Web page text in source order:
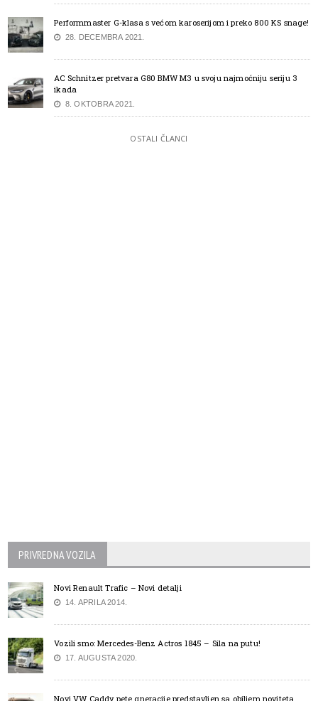
Performmaster G-klasa s većom karoserijom i preko 800 KS snage!
28. DECEMBRA 2021.
AC Schnitzer pretvara G80 BMW M3 u svoju najmoćniju seriju 3
ikada
8. OKTOBRA 2021.
OSTALI ČLANCI
PRIVREDNA VOZILA
Novi Renault Trafic – Novi detalji
14. APRILA 2014.
Vozili smo: Mercedes-Benz Actros 1845 – Sila na putu!
17. AUGUSTA 2020.
Novi VW Caddy pete gneracije predstavljen sa obiljem noviteta